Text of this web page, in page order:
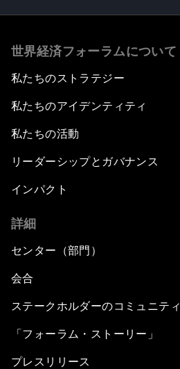
世界経済フォーラムについて
私たちのストラテジー
私たちのアイデンティティ
私たちの活動
リーダーシップとガバナンス
インパクト
詳細
センター（部門）
会合
ステークホルダーのコミュニティ
「フォーラム・ストーリー」
プレスリリース